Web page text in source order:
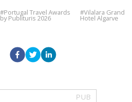
Portugal Travel Awards
by Publituris 2026
Vilalara Grand
Hotel Algarve
PUB